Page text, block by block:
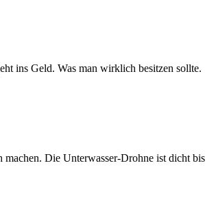
ins Geld. Was man wirklich besitzen sollte.
Die Unterwasser-Drohne ist dicht bis